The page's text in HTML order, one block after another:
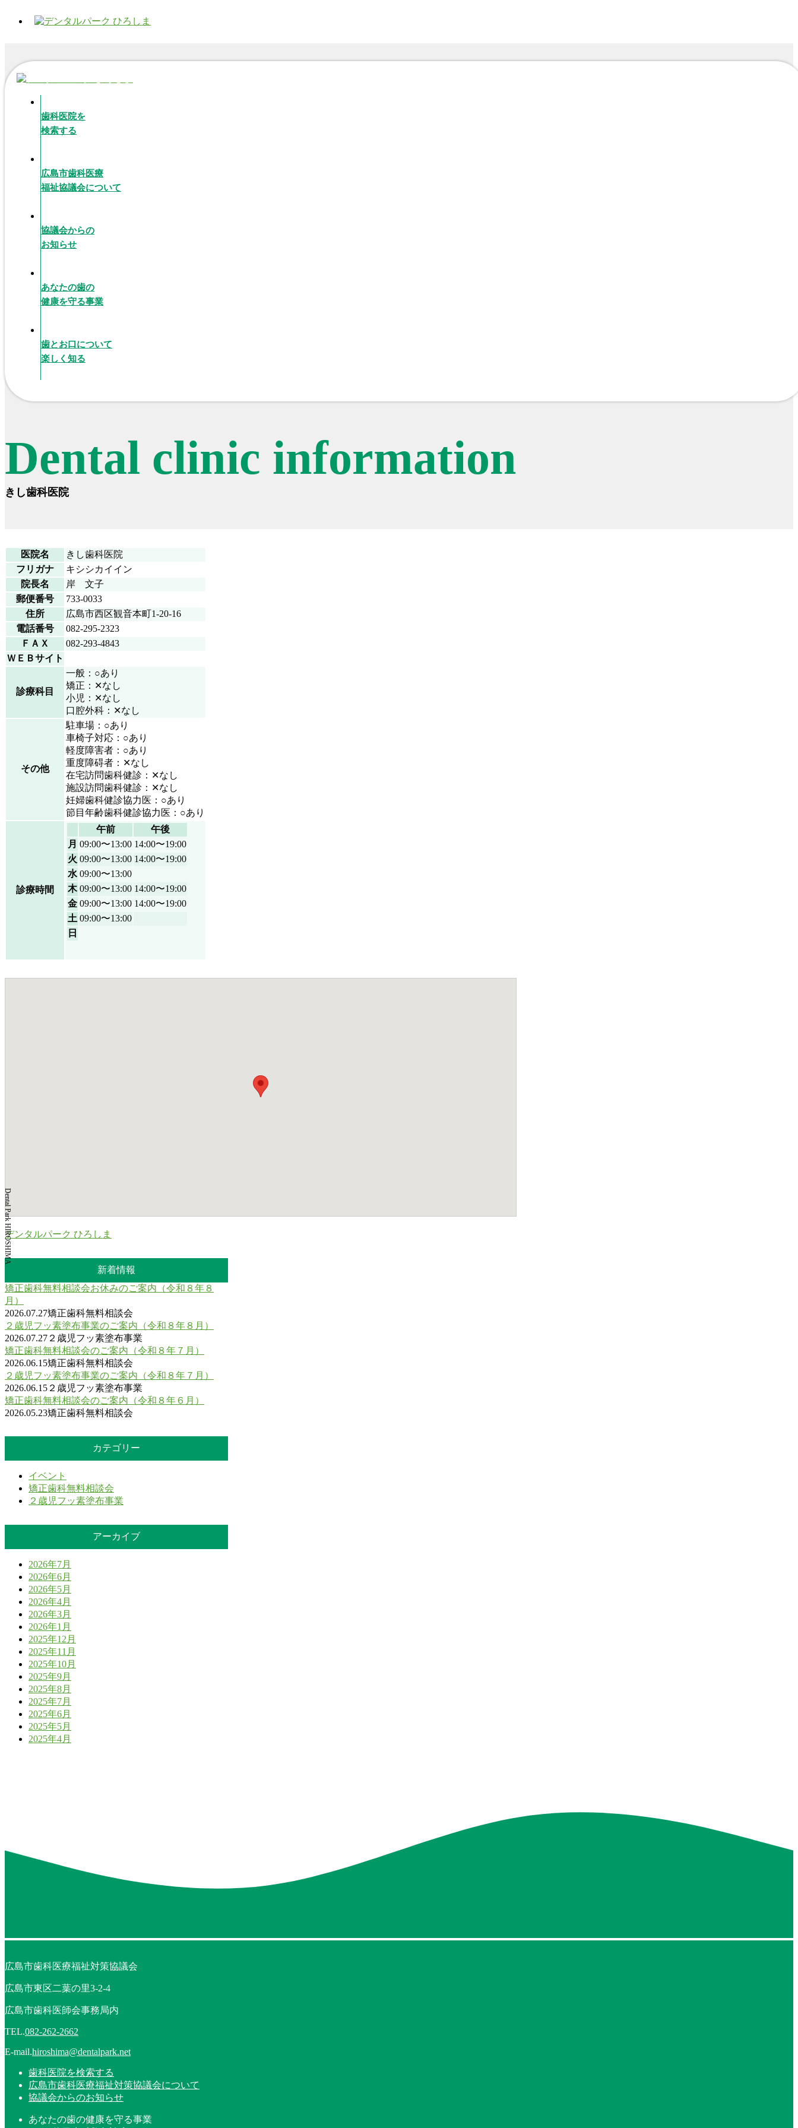
歯科医院を
検索する
広島市歯科医療
福祉協議会について
協議会からの
お知らせ
あなたの歯の
健康を守る事業
歯とお口について
楽しく知る
Dental Park HIROSHIMA
Dental clinic information
きし歯科医院
医院名
きし歯科医院
フリガナ
キシシカイイン
院長名
岸 文子
郵便番号
733-0033
住所
広島市西区観音本町1-20-16
電話番号
082-295-2323
ＦＡＸ
082-293-4843
ＷＥＢサイト
診療科目
一般：○あり
矯正：✕なし
小児：✕なし
口腔外科：✕なし
その他
駐車場：○あり
車椅子対応：○あり
軽度障害者：○あり
重度障碍者：✕なし
在宅訪問歯科健診：✕なし
施設訪問歯科健診：✕なし
妊婦歯科健診協力医：○あり
節目年齢歯科健診協力医：○あり
診療時間
午前
午後
月 09:00〜13:00 14:00〜19:00
火 09:00〜13:00 14:00〜19:00
水 09:00〜13:00
木 09:00〜13:00 14:00〜19:00
金 09:00〜13:00 14:00〜19:00
土 09:00〜13:00
日
デンタルパーク ひろしま
新着情報
矯正歯科無料相談会お休みのご案内（令和８年８
月）
2026.07.27矯正歯科無料相談会
２歳児フッ素塗布事業のご案内（令和８年８月）
2026.07.27 ２歳児フッ素塗布事業
矯正歯科無料相談会のご案内（令和８年７月）
2026.06.15矯正歯科無料相談会
２歳児フッ素塗布事業のご案内（令和８年７月）
2026.06.15 ２歳児フッ素塗布事業
矯正歯科無料相談会のご案内（令和８年６月）
2026.05.23矯正歯科無料相談会
カテゴリー
イベント
矯正歯科無料相談会
２歳児フッ素塗布事業
アーカイブ
2026年7月
2026年6月
2026年5月
2026年4月
2026年3月
2026年1月
2025年12月
2025年11月
2025年10月
2025年9月
2025年8月
2025年7月
2025年6月
2025年5月
2025年4月
広島市歯科医療福祉対策協議会
広島市東区二葉の里3-2-4
広島市歯科医師会事務局内
TEL.082-262-2662
E-mail.hiroshima@dentalpark.net
歯科医院を検索する
広島市歯科医療福祉対策協議会について
協議会からのお知らせ
あなたの歯の健康を守る事業